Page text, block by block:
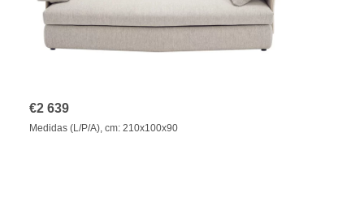
€2 639
Medidas (L/P/A), cm: 210x100x90